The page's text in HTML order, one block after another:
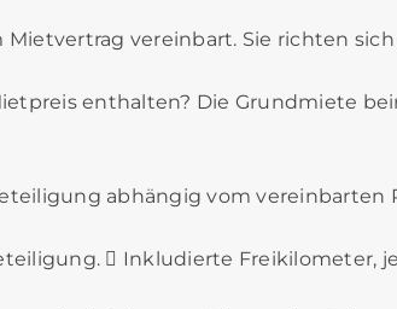
vereinbart. Sie richten
enthalten? Die Grundmiete
abhängig vom vereinbarten
 Inkludierte Freikilometer,